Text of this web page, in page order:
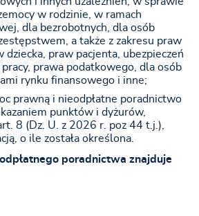
w rodzinie, w ramach
dla bezrobotnych, dla osób
a także z zakresu praw
dziecka, praw pacjenta, ubezpieczeń
pracy, prawa podatkowego, dla osób
rynku finansowego i inne;
prawną i nieodpłatne poradnictwo
punktów i dyżurów,
8 (Dz. U. z 2026 r. poz 44 t.j.),
o ile została określona.
poradnictwa znajduje